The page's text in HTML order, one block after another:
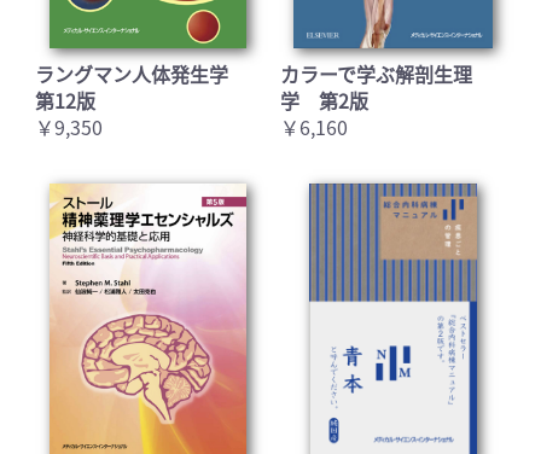
お買い物を続ける カートへ進む
ラングマン人体発生学
第12版
￥9,350
カラーで学ぶ解剖生理
学 第2版
￥6,160